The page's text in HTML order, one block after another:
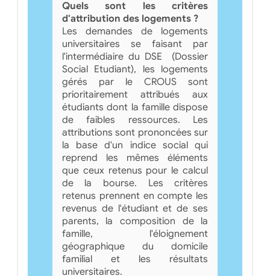
Quels sont les critères
d'attribution des logements ?
Les demandes de logements
universitaires se faisant par
l'intermédiaire du DSE (Dossier
Social Etudiant), les logements
gérés par le CROUS sont
prioritairement attribués aux
étudiants dont la famille dispose
de faibles ressources. Les
attributions sont prononcées sur
la base d'un indice social qui
reprend les mêmes éléments
que ceux retenus pour le calcul
de la bourse. Les critères
retenus prennent en compte les
revenus de l'étudiant et de ses
parents, la composition de la
famille, l'éloignement
géographique du domicile
familial et les résultats
universitaires.